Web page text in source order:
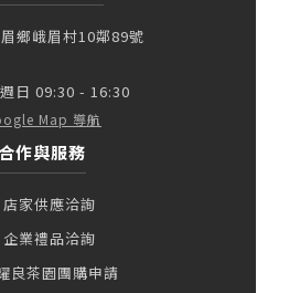
鄉峨眉村10鄰89號
日 09:30 - 16:30
Map 導航
合作與服務
店家供應洽詢
企業禮品洽詢
良茶園團購申請